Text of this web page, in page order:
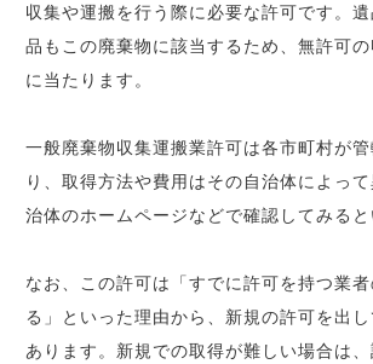
収集や運搬を行う際に必要な許可です。
品もこの廃棄物に該当するため、無許可
に当たります。
一般廃棄物収集運搬業許可は各市町村が
り、取得方法や費用はその自治体によっ
治体のホームページなどで確認してみると
なお、この許可は「すでに許可を持つ業
る」といった理由から、新規の許可を出
あります。新規での取得が難しい場合は